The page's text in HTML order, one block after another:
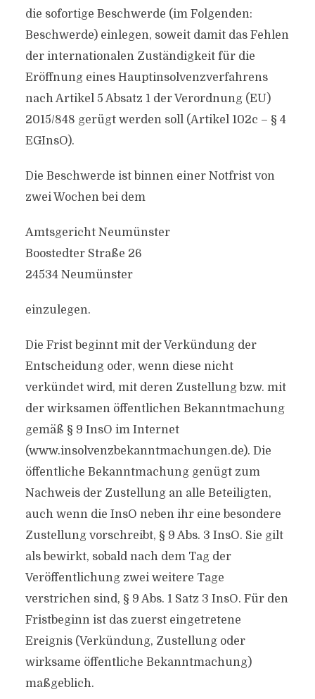
die sofortige Beschwerde (im Folgenden:
Beschwerde) einlegen, soweit damit das Fehlen
der internationalen Zuständigkeit für die
Eröffnung eines Hauptinsolvenzverfahrens
nach Artikel 5 Absatz 1 der Verordnung (EU)
2015/848 gerügt werden soll (Artikel 102c – § 4
EGInsO).
Die Beschwerde ist binnen einer Notfrist von
zwei Wochen bei dem
Amtsgericht Neumünster
Boostedter Straße 26
24534 Neumünster
einzulegen.
Die Frist beginnt mit der Verkündung der
Entscheidung oder, wenn diese nicht
verkündet wird, mit deren Zustellung bzw. mit
der wirksamen öffentlichen Bekanntmachung
gemäß § 9 InsO im Internet
(www.insolvenzbekanntmachungen.de). Die
öffentliche Bekanntmachung genügt zum
Nachweis der Zustellung an alle Beteiligten,
auch wenn die InsO neben ihr eine besondere
Zustellung vorschreibt, § 9 Abs. 3 InsO. Sie gilt
als bewirkt, sobald nach dem Tag der
Veröffentlichung zwei weitere Tage
verstrichen sind, § 9 Abs. 1 Satz 3 InsO. Für den
Fristbeginn ist das zuerst eingetretene
Ereignis (Verkündung, Zustellung oder
wirksame öffentliche Bekanntmachung)
maßgeblich.